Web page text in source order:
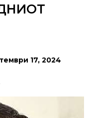
17, 2024